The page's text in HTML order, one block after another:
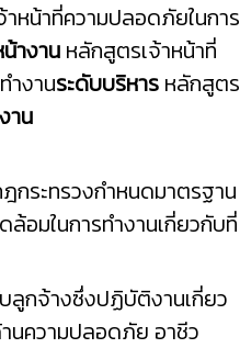
หน้าที่ความปลอดภัยในการ
างาน หลักสูตรเจ้าหน้าที่
ำงานระดับบริหาร หลักสูตร
าน
กระทรวงกำหนดมาตรฐาน
อมในการทำงานเกี่ยวกับที่
ลูกจ้างซึ่งปฏิบัติงานเกี่ยว
นความปลอดภัย อาชีว